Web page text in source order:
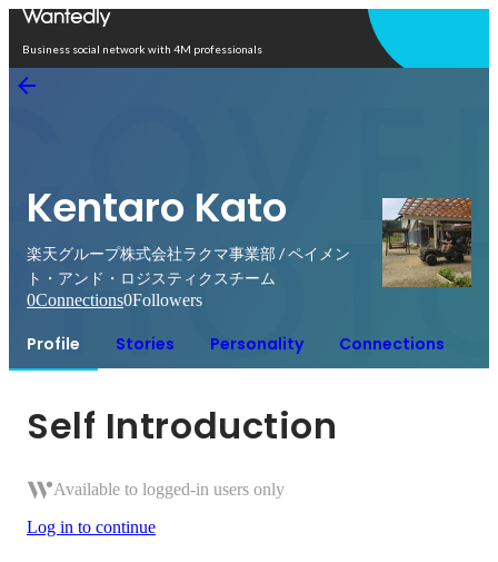
Business social network with 4M professionals
Kentaro Kato
楽天グループ株式会社ラクマ事業部 / ペイメン
ト・アンド・ロジスティクスチーム
0Connections0Followers
Profile Stories Personality Connections
Self Introduction
Available to logged-in users only
Log in to continue